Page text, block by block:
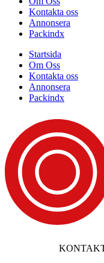
Kontakta oss
Annonsera
Packindx
Startsida
Om Oss
Kontakta oss
Annonsera
Packindx